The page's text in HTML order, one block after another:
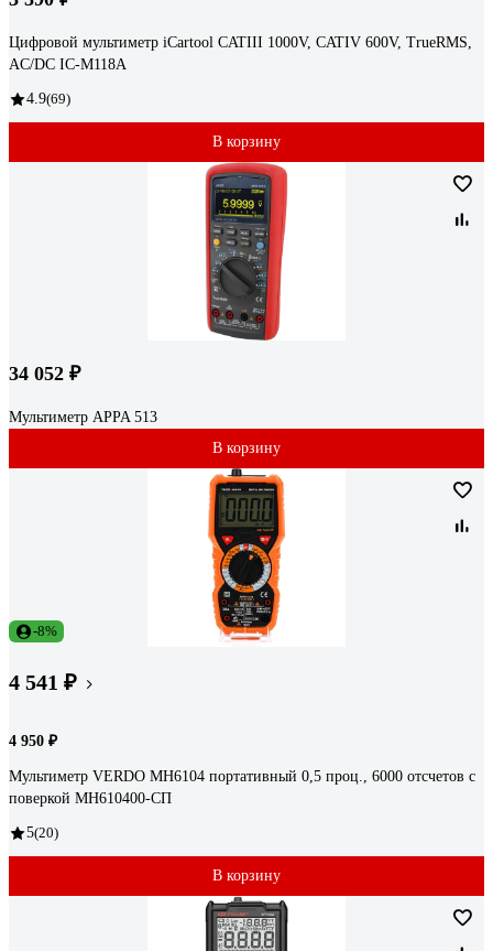
Цифровой мультиметр iCartool CATIII 1000V, СATIV 600V, TrueRMS,
AC/DC IC-M118A
4.9(69)
В корзину
34 052 ₽
Мультиметр APPA 513
В корзину
-8%
4 541 ₽
4 950 ₽
Мультиметр VERDO MH6104 портативный 0,5 проц., 6000 отсчетов с
поверкой MH610400-СП
5(20)
В корзину